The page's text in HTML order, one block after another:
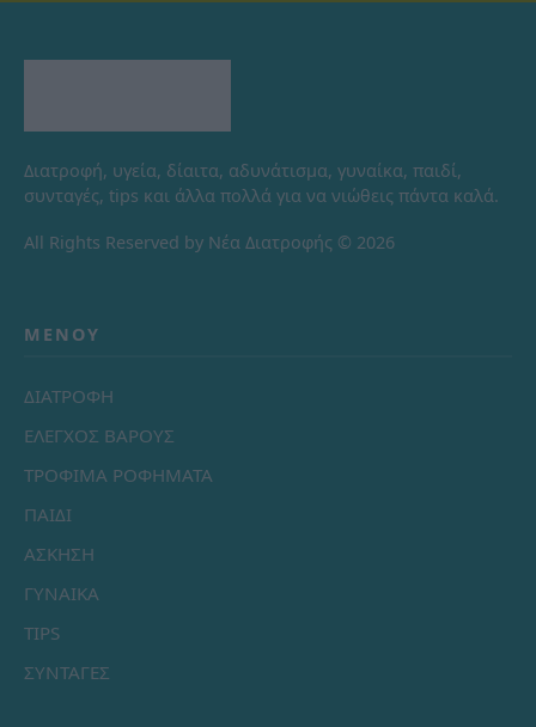
Διατροφή, υγεία, δίαιτα, αδυνάτισμα, γυναίκα, παιδί,
συνταγές, tips και άλλα πολλά για να νιώθεις πάντα καλά.
All Rights Reserved by Νέα Διατροφής © 2026
ΜΕΝΟΎ
ΔΙΑΤΡΟΦΗ
ΕΛΕΓΧΟΣ ΒΑΡΟΥΣ
ΤΡΟΦΙΜΑ ΡΟΦΗΜΑΤΑ
ΠΑΙΔΙ
ΑΣΚΗΣΗ
ΓΥΝΑΙΚΑ
TIPS
ΣΥΝΤΑΓΕΣ